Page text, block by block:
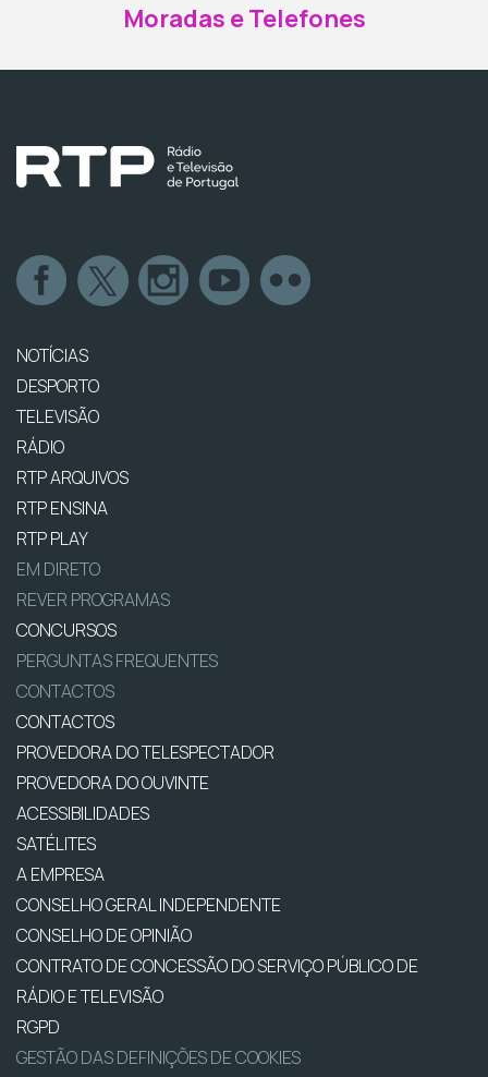
Moradas e Telefones
NOTÍCIAS
DESPORTO
TELEVISÃO
RÁDIO
RTP ARQUIVOS
RTP ENSINA
RTP PLAY
EM DIRETO
REVER PROGRAMAS
CONCURSOS
PERGUNTAS FREQUENTES
CONTACTOS
CONTACTOS
PROVEDORA DO TELESPECTADOR
PROVEDORA DO OUVINTE
ACESSIBILIDADES
SATÉLITES
A EMPRESA
CONSELHO GERAL INDEPENDENTE
CONSELHO DE OPINIÃO
CONTRATO DE CONCESSÃO DO SERVIÇO PÚBLICO DE
RÁDIO E TELEVISÃO
RGPD
GESTÃO DAS DEFINIÇÕES DE COOKIES